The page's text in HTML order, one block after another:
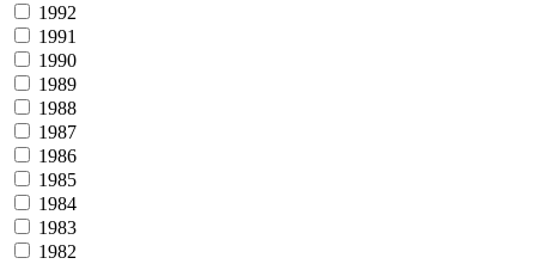
1992
1991
1990
1989
1988
1987
1986
1985
1984
1983
1982